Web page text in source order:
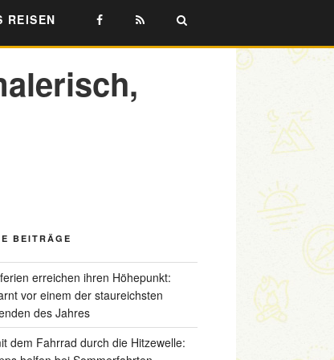
REISEN
BEITRÄGE
erreichen ihren Höhepunkt:
vor einem der staureichsten
des Jahres
dem Fahrrad durch die Hitzewelle: